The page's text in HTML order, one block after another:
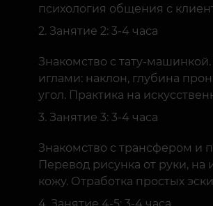
психология общения с
Занятие 2: 3-4 часа
Знакомство с тату-машинкой.
иглами: наклон, глубина
угол. Практика на
Занятие 3: 3-4 часа
Знакомство с трансфером и
Перевод рисунка от руки, на
кожу. Отработка простых